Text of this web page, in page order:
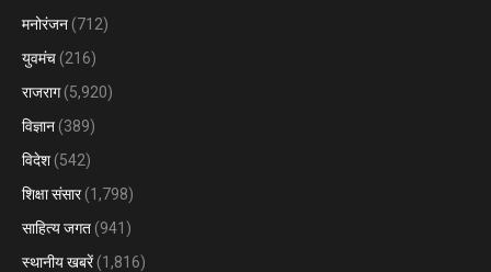
मनोरंजन (712)
युवमंच (216)
राजराग(5,920)
विज्ञान (389)
विदेश (542)
शिक्षा संसार(1,798)
साहित्य जगत (941)
स्थानीय खबरें(1,816)